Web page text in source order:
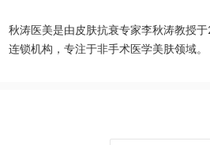
秋涛医美是由皮肤抗衰专家李秋涛教授
连锁机构，专注于非手术医学美肤领域。